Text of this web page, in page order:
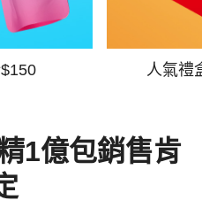
人氣禮
1億包銷售肯